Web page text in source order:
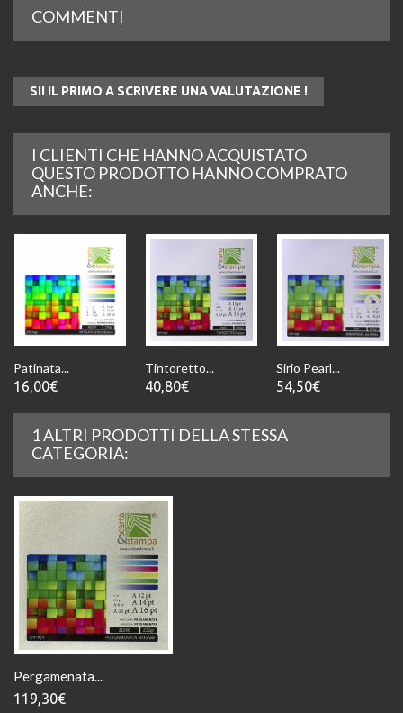
COMMENTI
SII IL PRIMO A SCRIVERE UNA VALUTAZIONE !
I CLIENTI CHE HANNO ACQUISTATO
QUESTO PRODOTTO HANNO COMPRATO
ANCHE:
Patinata...
16,00€
Tintoretto...
40,80€
Sirio Pearl...
54,50€
1 ALTRI PRODOTTI DELLA STESSA
CATEGORIA:
Pergamenata...
119,30€